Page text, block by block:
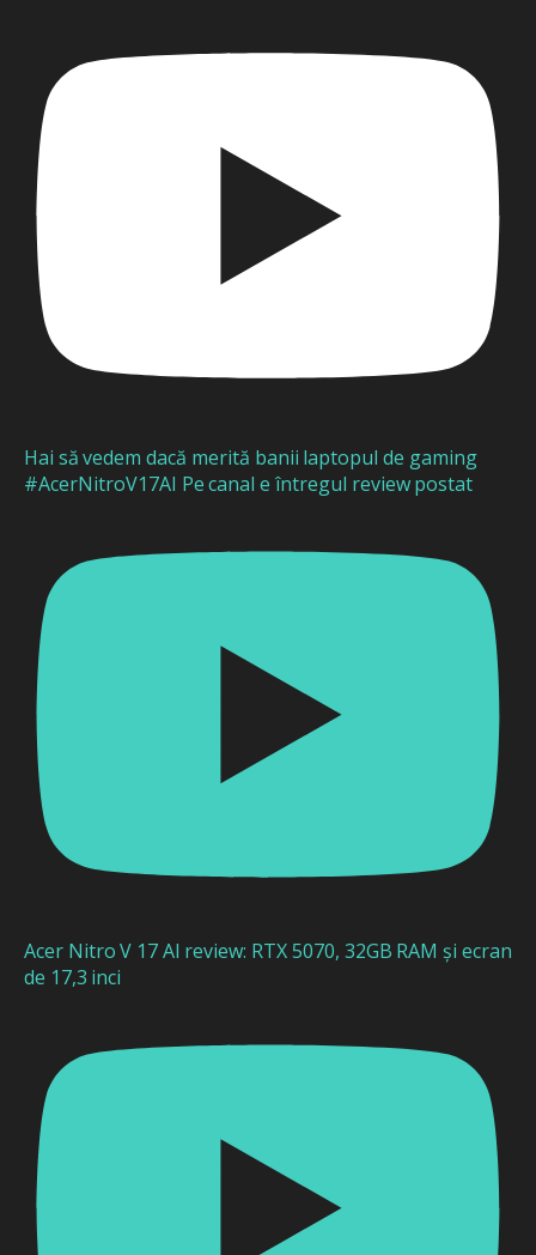
Hai să vedem dacă merită banii laptopul de gaming
#AcerNitroV17AI Pe canal e întregul review postat
Acer Nitro V 17 AI review: RTX 5070, 32GB RAM și ecran
de 17,3 inci